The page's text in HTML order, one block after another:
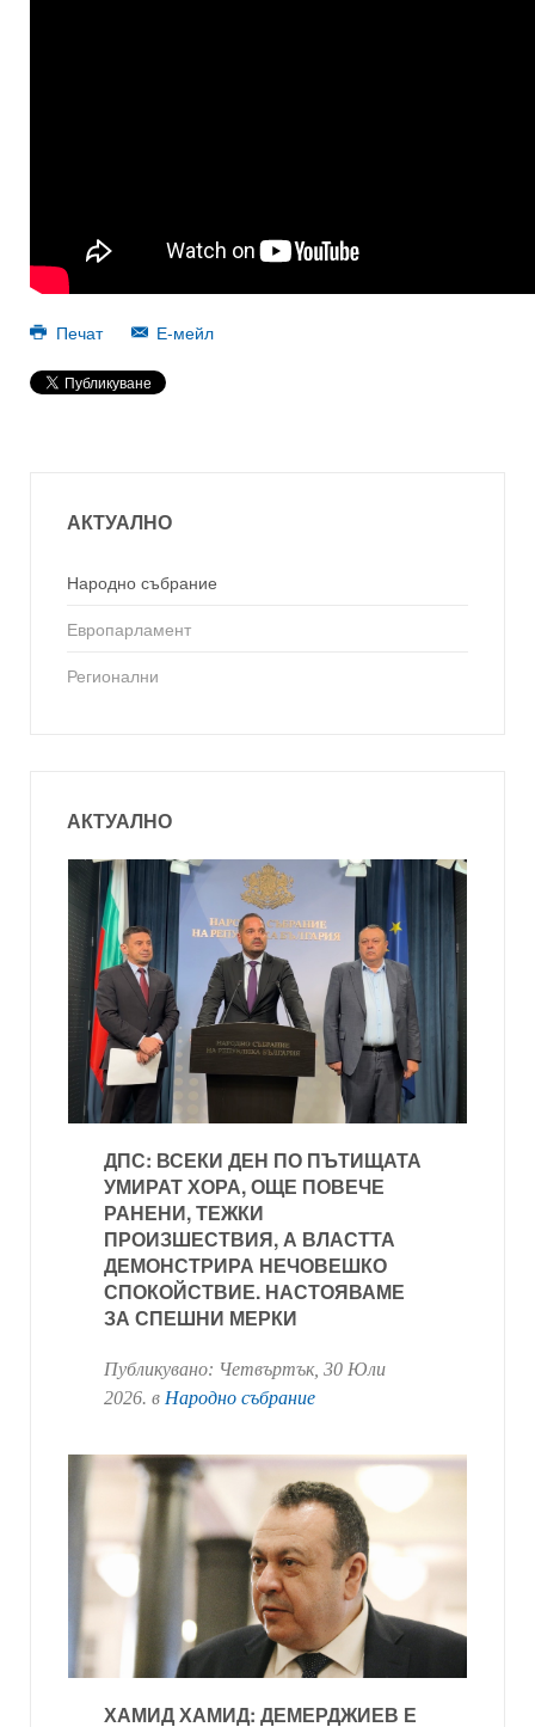
Печат Е-мейл
АКТУАЛНО
Народно събрание
Европарламент
Регионални
АКТУАЛНО
ДПС: ВСЕКИ ДЕН ПО ПЪТИЩАТА
УМИРАТ ХОРА, ОЩЕ ПОВЕЧЕ
РАНЕНИ, ТЕЖКИ
ПРОИЗШЕСТВИЯ, А ВЛАСТТА
ДЕМОНСТРИРА НЕЧОВЕШКО
СПОКОЙСТВИЕ. НАСТОЯВАМЕ
ЗА СПЕШНИ МЕРКИ
Публикувано: Четвъртък, 30 Юли
2026. в Народно събрание
ХАМИД ХАМИД: ДЕМЕРДЖИЕВ Е